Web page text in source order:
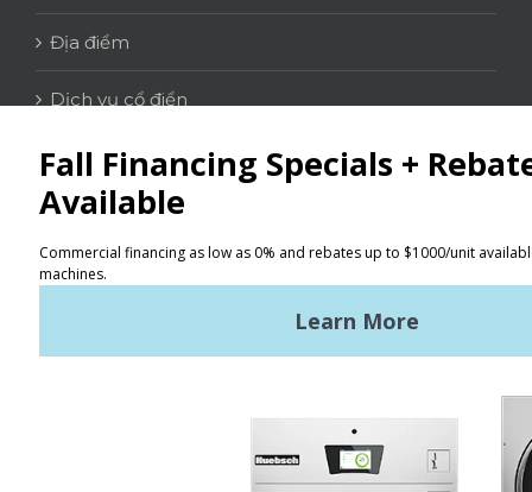
Địa điểm
Dịch vụ cổ điển
LIÊN HỆ
Tìm kiếm